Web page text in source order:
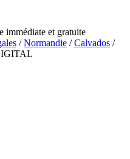
immédiate et gratuite
/Normandie /Calvados /